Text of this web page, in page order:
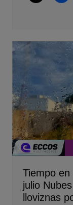
Tiempo
julio
lloviznas